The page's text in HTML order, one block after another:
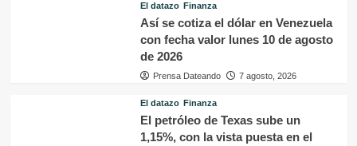
El datazo Finanza
Así se cotiza el dólar en Venezuela
con fecha valor lunes 10 de agosto
de 2026
Prensa Dateando 7 agosto, 2026
El datazo Finanza
El petróleo de Texas sube un
1,15%, con la vista puesta en el